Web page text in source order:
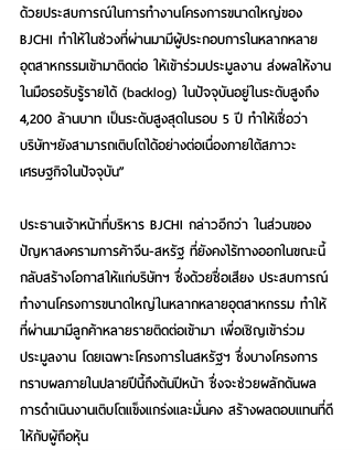
ด้วยประสบการณ์ในการทำงานโครงการขนาดใหญ่ของ
BJCHI ทำให้ในช่วงที่ผ่านมามีผู้ประกอบการในหลากหลาย
อุตสาหกรรมเข้ามาติดต่อ ให้เข้าร่วมประมูลงาน ส่งผลให้งาน
ในมือรอรับรู้รายได้ (backlog) ในปัจจุบันอยู่ในระดับสูงถึง
4,200 ล้านบาท เป็นระดับสูงสุดในรอบ 5 ปี ทำให้เชื่อว่า
บริษัทฯยังสามารถเติบโตได้อย่างต่อเนื่องภายใต้สภาวะ
เศรษฐกิจในปัจจุบัน”
ประธานเจ้าหน้าที่บริหาร BJCHI กล่าวอีกว่า ในส่วนของ
ปัญหาสงครามการค้าจีน-สหรัฐ ที่ยังคงไร้ทางออกในขณะนี้
กลับสร้างโอกาสให้แก่บริษัทฯ ซึ่งด้วยชื่อเสียง ประสบการณ์
ทำงานโครงการขนาดใหญ่ในหลากหลายอุตสาหกรรม ทำให้
ที่ผ่านมามีลูกค้าหลายรายติดต่อเข้ามา เพื่อเชิญเข้าร่วม
ประมูลงาน โดยเฉพาะโครงการในสหรัฐฯ ซึ่งบางโครงการ
ทราบผลภายในปลายปีนี้ถึงต้นปีหน้า ซึ่งจะช่วยผลักดันผล
การดำเนินงานเติบโตแข็งแกร่งและมั่นคง สร้างผลตอบแทนที่ดี
ให้กับผู้ถือหุ้น